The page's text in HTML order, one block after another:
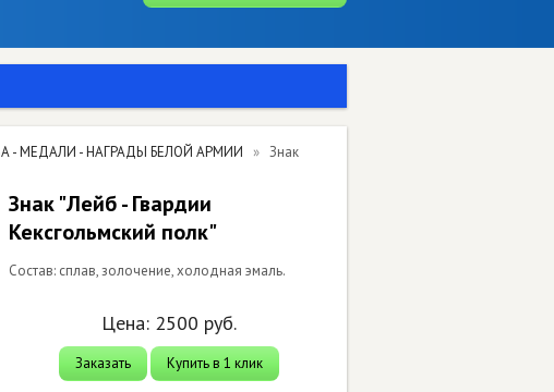
- МЕДАЛИ - НАГРАДЫ БЕЛОЙ АРМИИ
Знак
Знак "Лейб - Гвардии
Кексгольмский полк"
Состав: сплав, золочение, холодная эмаль.
Цена: 2500 руб.
Заказать Купить в 1 клик